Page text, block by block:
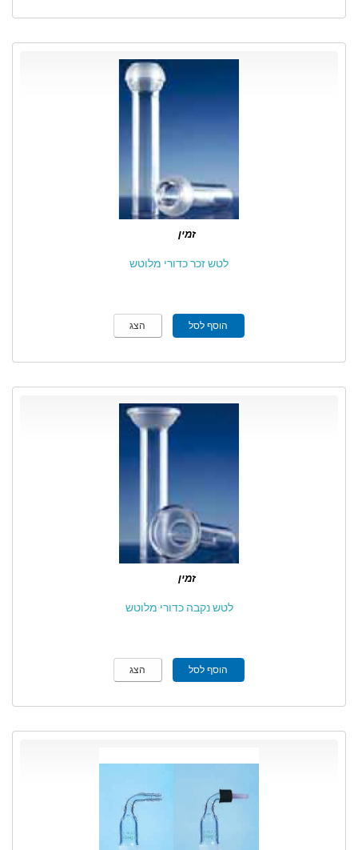
זמין
לטש זכר כדורי מלוטש
הוסף לסל הצג
זמין
לטש נקבה כדורי מלוטש
הוסף לסל הצג